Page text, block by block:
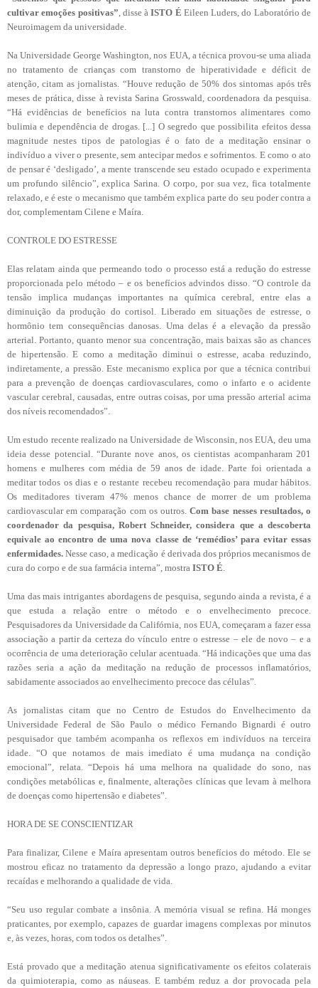
cultivar emoções positivas” , disse àISTO É Eileen Luders, do Laboratório de
Neuroimagem da universidade.
Na Universidade George Washington, nos EUA, a técnica provou-se uma aliada
no tratamento de crianças com transtorno de hiperatividade e déficit de
atenção, citam as jornalistas. “Houve redução de 50% dos sintomas após três
meses de prática, disse à revista Sarina Grosswald, coordenadora da pesquisa.
“Há evidências de benefícios na luta contra transtornos alimentares como
bulimia e dependência de drogas. [...] O segredo que possibilita efeitos dessa
magnitude nestes tipos de patologias é o fato de a meditação ensinar o
indivíduo a viver o presente, sem antecipar medos e sofrimentos. E como o ato
de pensar é ‘desligado’, a mente transcende seu estado ocupado e experimenta
um profundo silêncio”, explica Sarina. O corpo, por sua vez, fica totalmente
relaxado, e é este o mecanismo que também explica parte do seu poder contra a
dor, complementam Cilene e Maíra.
CONTROLE DO ESTRESSE
Elas relatam ainda que permeando todo o processo está a redução do estresse
proporcionada pelo método – e os benefícios advindos disso. “O controle da
tensão implica mudanças importantes na química cerebral, entre elas a
diminuição da produção do cortisol. Liberado em situações de estresse, o
hormônio tem consequências danosas. Uma delas é a elevação da pressão
arterial. Portanto, quanto menor sua concentração, mais baixas são as chances
de hipertensão. E como a meditação diminui o estresse, acaba reduzindo,
indiretamente, a pressão. Este mecanismo explica por que a técnica contribui
para a prevenção de doenças cardiovasculares, como o infarto e o acidente
vascular cerebral, causadas, entre outras coisas, por uma pressão arterial acima
dos níveis recomendados”.
Um estudo recente realizado na Universidade de Wisconsin, nos EUA, deu uma
ideia desse potencial. “Durante nove anos, os cientistas acompanharam 201
homens e mulheres com média de 59 anos de idade. Parte foi orientada a
meditar todos os dias e o restante recebeu recomendação para mudar hábitos.
Os meditadores tiveram 47% menos chance de morrer de um problema
cardiovascular em comparação com os outros.Com base nesses resultados, o
coordenador da pesquisa, Robert Schneider, considera que a descoberta
equivale ao encontro de uma nova classe de ‘remédios’ para evitar essas
enfermidades.Nesse caso, a medicação é derivada dos próprios mecanismos de
cura do corpo e de sua farmácia interna”, mostra ISTO É
Uma das mais intrigantes abordagens de pesquisa, segundo ainda a revista, é a
que estuda a relação entre o método e o envelhecimento precoce.
Pesquisadores da Universidade da Califórnia, nos EUA, começaram a fazer essa
associação a partir da certeza do vínculo entre o estresse – ele de novo – e a
ocorrência de uma deterioração celular acentuada. “Há indicações que uma das
razões seria a ação da meditação na redução de processos inflamatórios,
sabidamente associados ao envelhecimento precoce das células”.
As jornalistas citam que no Centro de Estudos do Envelhecimento da
Universidade Federal de São Paulo o médico Fernando Bignardi é outro
pesquisador que também acompanha os reflexos em indivíduos na terceira
idade. “O que notamos de mais imediato é uma mudança na condição
emocional”, relata. “Depois há uma melhora na qualidade do sono, nas
condições metabólicas e, finalmente, alterações clínicas que levam à melhora
de doenças como hipertensão e diabetes”.
HORA DE SE CONSCIENTIZAR
Para finalizar, Cilene e Maíra apresentam outros benefícios do método. Ele se
mostrou eficaz no tratamento da depressão a longo prazo, ajudando a evitar
recaídas e melhorando a qualidade de vida.
“Seu uso regular combate a insônia. A memória visual se refina. Há monges
praticantes, por exemplo, capazes de guardar imagens complexas por minutos
e, às vezes, horas, com todos os detalhes”.
Está provado que a meditação atenua significativamente os efeitos colaterais
da quimioterapia, como as náuseas. E também reduz a dor provocada pela